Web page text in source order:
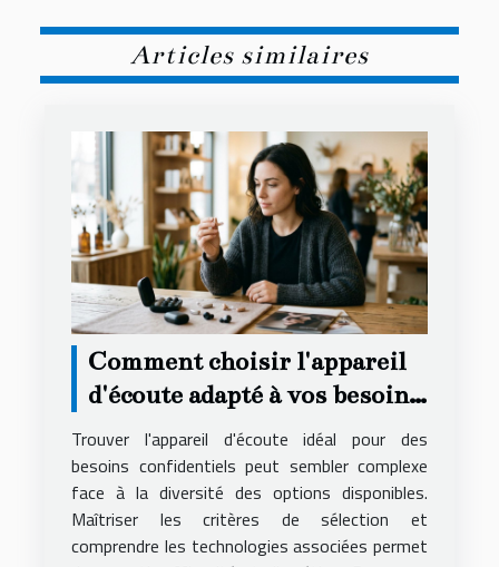
Articles similaires
Comment choisir l'appareil
d'écoute adapté à vos besoins
secrets ?
Trouver l'appareil d'écoute idéal pour des
besoins confidentiels peut sembler complexe
face à la diversité des options disponibles.
Maîtriser les critères de sélection et
comprendre les technologies associées permet